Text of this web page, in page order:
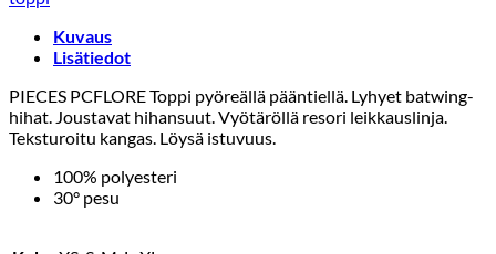
Kuvaus
Lisätiedot
PIECES PCFLORE Toppi pyöreällä pääntiellä. Lyhyet batwing-
hihat. Joustavat hihansuut. Vyötäröllä resori leikkauslinja.
Teksturoitu kangas. Löysä istuvuus.
100% polyesteri
30° pesu